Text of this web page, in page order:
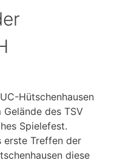
Hütschenhausen
Gelände des TSV
Spielefest.
erste Treffen der
diese